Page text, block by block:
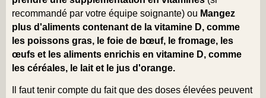
recommandé par votre équipe soignante) ou Mangez
plus d'aliments contenant de la vitamine D, comme
les poissons gras, le foie de bœuf, le fromage, les
œufs et les aliments enrichis en vitamine D, comme
les céréales, le lait et le jus d'orange.
Il faut tenir compte du fait que des doses élevées peuvent